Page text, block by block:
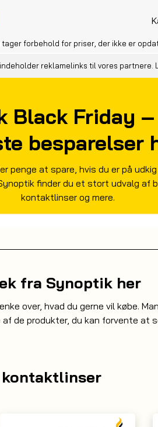
tager forbehold for priser, der ikke er
reklamelinks til vores partnere.
Black Friday –
besparelser
penge at spare, hvis du er på
finder du et stort udvalg af
kontaktlinser og mere.
fra Synoptik her
over, hvad du gerne vil købe.
de produkter, du kan forvente at